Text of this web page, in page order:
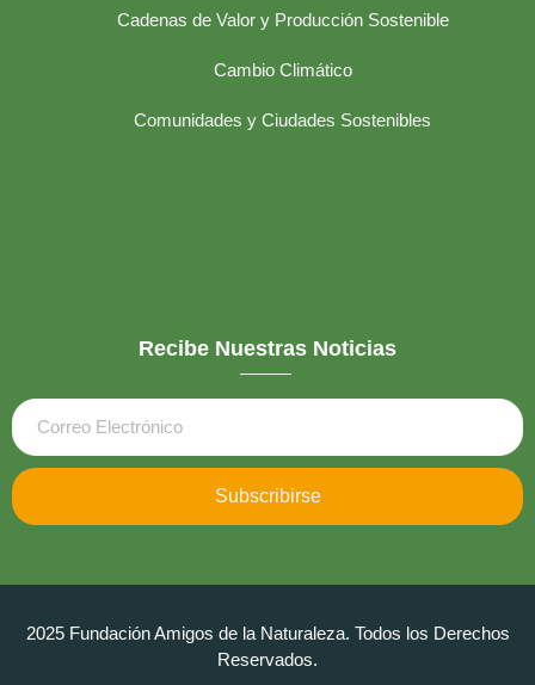
Cadenas de Valor y Producción Sostenible
Cambio Climático
Comunidades y Ciudades Sostenibles
Recibe Nuestras Noticias
Subscribirse
2025 Fundación Amigos de la Naturaleza. Todos los Derechos
Reservados.